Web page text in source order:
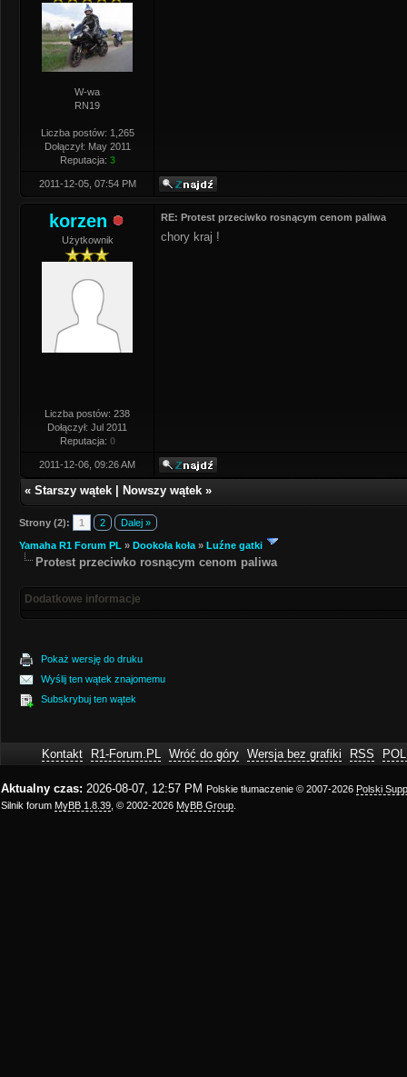
W-wa
RN19
Liczba postów: 1,265
Dołączył: May 2011
Reputacja: 3
2011-12-05, 07:54 PM
korzen
Użytkownik
Liczba postów: 238
Dołączył: Jul 2011
Reputacja: 0
RE: Protest przeciwko rosnącym cenom paliwa
chory kraj !
2011-12-06, 09:26 AM
« Starszy wątek Nowszy wątek »
Strony (2): 1 2 Dalej »
Yamaha R1 Forum PL » Dookoła koła » Luźne gatki
Protest przeciwko rosnącym cenom paliwa
Dodatkowe informacje
Pokaż wersję do druku
Wyślij ten wątek znajomemu
Subskrybuj ten wątek
Kontakt R1-Forum.PL Wróć do góry Wersja bez grafiki RSS
Aktualny czas: 2026-08-07, 12:57 PM Polskie tłumaczenie © 2007-2026 Polski
Silnik forum MyBB 1.8.39 , © 2002-2026 MyBB Group